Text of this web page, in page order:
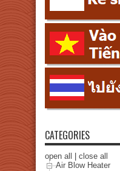
CATEGORIES
open all
close all
Air Blow Heater